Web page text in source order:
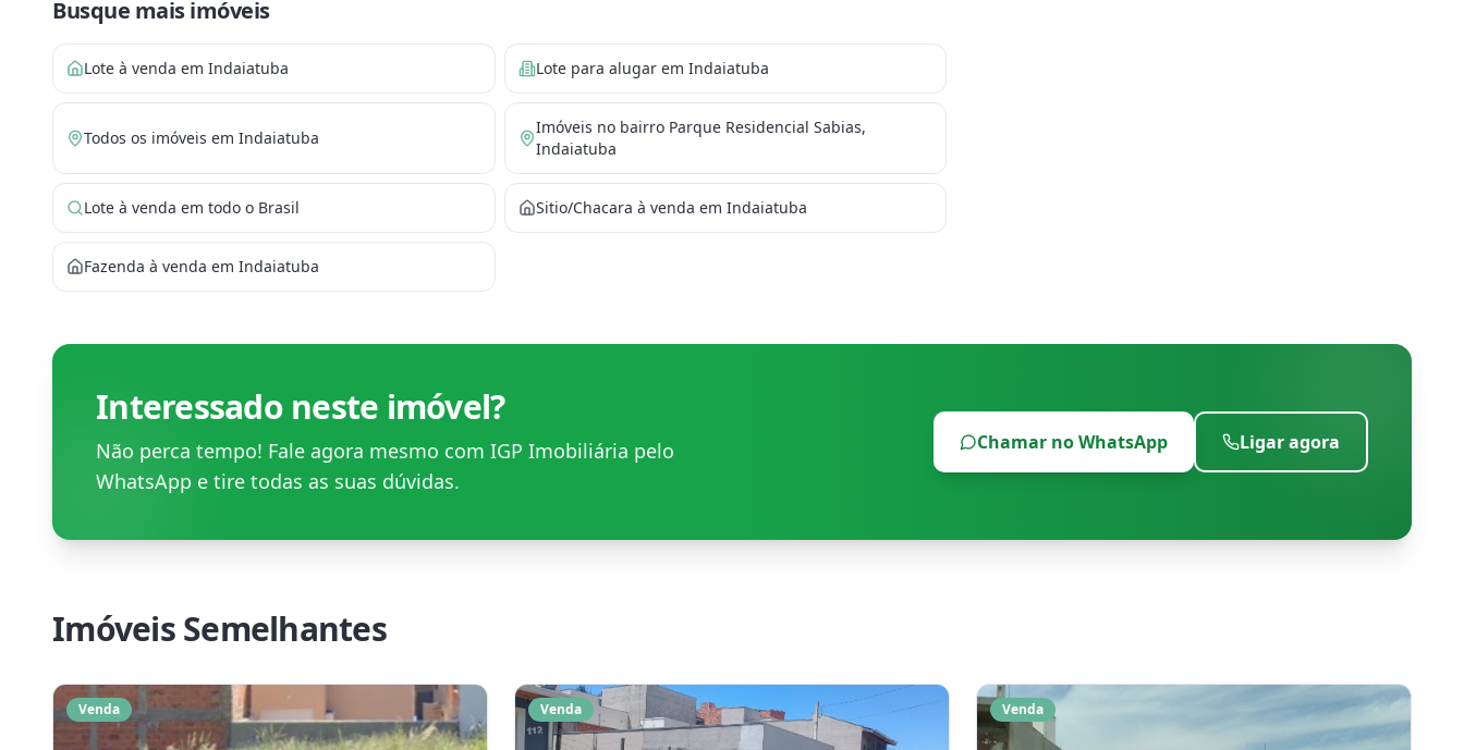
Busque mais imóveis
Lote à venda em Indaiatuba Lote para alugar em Indaiatuba
Todos os imóveis em Indaiatuba
Imóveis no bairro Parque Residencial Sabias,
Indaiatuba
Lote à venda em todo o Brasil Sitio/Chacara à venda em Indaiatuba
Fazenda à venda em Indaiatuba
Interessado neste imóvel?
Não perca tempo! Fale agora mesmo com IGP Imobiliária pelo
WhatsApp e tire todas as suas dúvidas.
Chamar no WhatsApp Ligar agora
Imóveis Semelhantes
Venda Venda Venda